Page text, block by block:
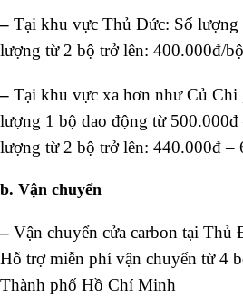
– Tại khu vực Thủ Đức: Số lượng
lượng từ 2 bộ trở lên: 400.000đ/
– Tại khu vực xa hơn như Củ Chi
lượng 1 bộ dao động từ
lượng từ 2 bộ trở lên: 440.000đ –
b. Vận chuyển
– Vận chuyển cửa carbon tại Thủ
Hỗ trợ miễn phí vận chuyển từ 4
Thành phố Hồ Chí Minh